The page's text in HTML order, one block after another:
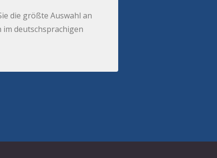
die größte Auswahl an
deutschsprachigen